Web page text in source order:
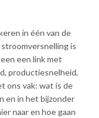
in één van de
is
een link met
productiesnelheid,
ons vak: wat is de
en in het bijzonder
naar en hoe gaan